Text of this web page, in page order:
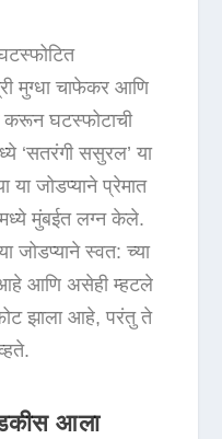
मुग्धा चाफेकर आणि
करून घटस्फोटाची
‘सतरंगी ससुरल’ या
या जोडप्याने प्रेमात
मुंबईत लग्न केले.
जोडप्याने स्वत: च्या
आहे आणि असेही म्हटले
झाला आहे, परंतु ते
आला